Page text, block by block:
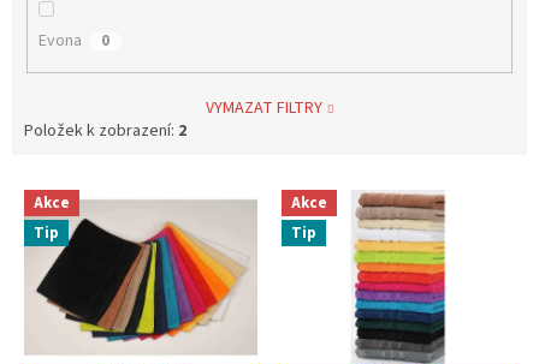
Evona 0
VYMAZAT FILTRY
Položek k zobrazení: 2
p
Akce
Tip
Akce
Tip